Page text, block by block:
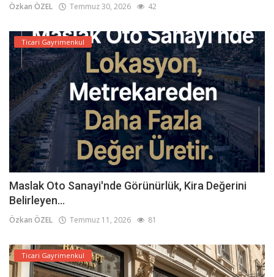
Özkan ÖZEL Temmuz 30, 2026 42
Ticari Gayrimenkul
Maslak Oto Sanayi'nde Görünürlük, Kira Değerini
Belirleyen...
Özkan ÖZEL Temmuz 11, 2026 81
Ticari Gayrimenkul